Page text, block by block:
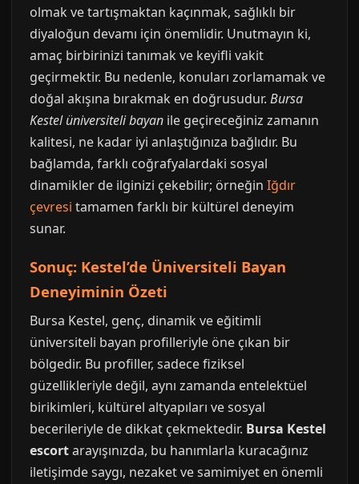
olmak ve tartışmaktan kaçınmak, sağlıklı bir
diyaloğun devamı için önemlidir. Unutmayın ki,
amaç birbirinizi tanımak ve keyifli vakit
geçirmektir. Bu nedenle, konuları zorlamamak ve
doğal akışına bırakmak en doğrusudur. Bursa
Kestel üniversiteli bayan ile geçireceğiniz zamanın
kalitesi, ne kadar iyi anlaştığınıza bağlıdır. Bu
bağlamda, farklı coğrafyalardaki sosyal
dinamikler de ilginizi çekebilir; örneğin Iğdır
çevresi tamamen farklı bir kültürel deneyim
sunar.
Sonuç: Kestel’de Üniversiteli Bayan
Deneyiminin Özeti
Bursa Kestel, genç, dinamik ve eğitimli
üniversiteli bayan profilleriyle öne çıkan bir
bölgedir. Bu profiller, sadece fiziksel
güzellikleriyle değil, aynı zamanda entelektüel
birikimleri, kültürel altyapıları ve sosyal
becerileriyle de dikkat çekmektedir. Bursa Kestel
escortarayışınızda, bu hanımlarla kuracağınız
iletişimde saygı, nezaket ve samimiyet en önemli